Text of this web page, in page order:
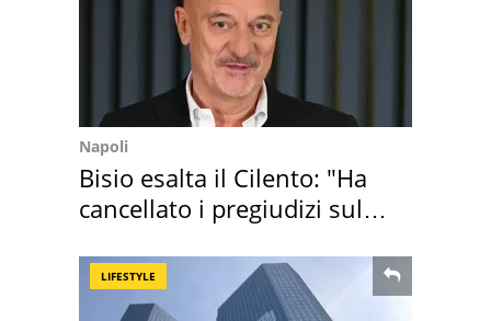
Napoli
Bisio esalta il Cilento: "Ha
cancellato i pregiudizi sul
LIFESTYLE